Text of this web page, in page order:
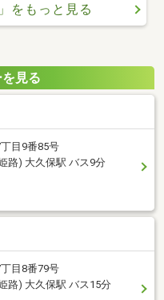
」をもっと見る
見る
目9番85号
路) 大久保駅 バス9分
目8番79号
路) 大久保駅 バス15分